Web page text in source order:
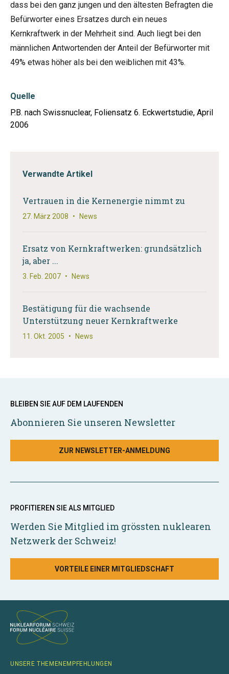
dass bei den ganz jungen und den ältesten Befragten die
Befürworter eines Ersatzes durch ein neues
Kernkraftwerk in der Mehrheit sind. Auch liegt bei den
männlichen Antwortenden der Anteil der Befürworter mit
49% etwas höher als bei den weiblichen mit 43%.
Quelle
P.B. nach Swissnuclear, Foliensatz 6. Eckwertstudie, April
2006
Verwandte Artikel
Vertrauen in die Kernenergie nimmt zu
27. März 2008 • News
Ersatz von Kernkraftwerken: grundsätzlich
ja, aber ...
3. Feb. 2007 • News
Bestätigung für die wachsende
Unterstützung neuer Kernkraftwerke
11. Okt. 2005 • News
BLEIBEN SIE AUF DEM LAUFENDEN
Abonnieren Sie unseren Newsletter
ZUR NEWSLETTER-ANMELDUNG
PROFITIEREN SIE ALS MITGLIED
Werden Sie Mitglied im grössten nuklearen
Netzwerk der Schweiz!
VORTEILE EINER MITGLIEDSCHAFT
UNSERE THEMENEMPFEHLUNGEN